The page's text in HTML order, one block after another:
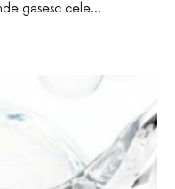
gasesc cele…